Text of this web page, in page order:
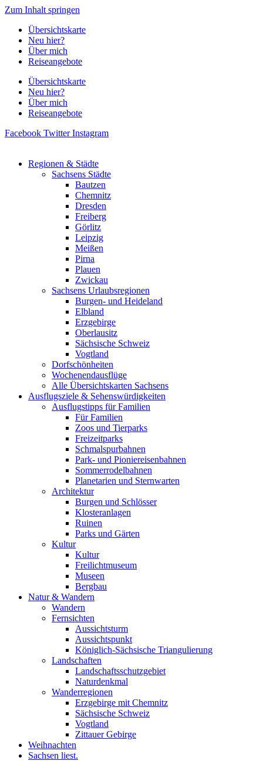
Zum Inhalt springen
Übersichtskarte
Neu hier?
Über mich
Reiseangebote
Übersichtskarte
Neu hier?
Über mich
Reiseangebote
Facebook Twitter Instagram
Regionen & Städte
Sachsens Städte
Bautzen
Chemnitz
Dresden
Freiberg
Görlitz
Leipzig
Meißen
Pirna
Plauen
Zwickau
Sachsens Urlaubsregionen
Burgen- und Heideland
Elbland
Erzgebirge
Oberlausitz
Sächsische Schweiz
Vogtland
Dorfschönheiten
Wochenendausflüge
Alle Übersichtskarten Sachsens
Ausflugsziele & Sehenswürdigkeiten
Ausflugstipps für Familien
Für Familien
Zoos und Tierparks
Freizeitparks
Schmalspurbahnen
Park- und Pioniereisenbahnen
Sommerrodelbahnen
Planetarien und Sternwarten
Architektur
Burgen und Schlösser
Klosteranlagen
Ruinen
Parks und Gärten
Kultur
Kultur
Freilichtmuseum
Museen
Bergbau
Natur & Wandern
Wandern
Fernsichten
Aussichtsturm
Aussichtspunkt
Königlich-Sächsische Triangulierung
Landschaften
Landschaftsschutzgebiet
Naturdenkmal
Wanderregionen
Erzgebirge mit Chemnitz
Sächsische Schweiz
Vogtland
Zittauer Gebirge
Weihnachten
Sachsen liest.